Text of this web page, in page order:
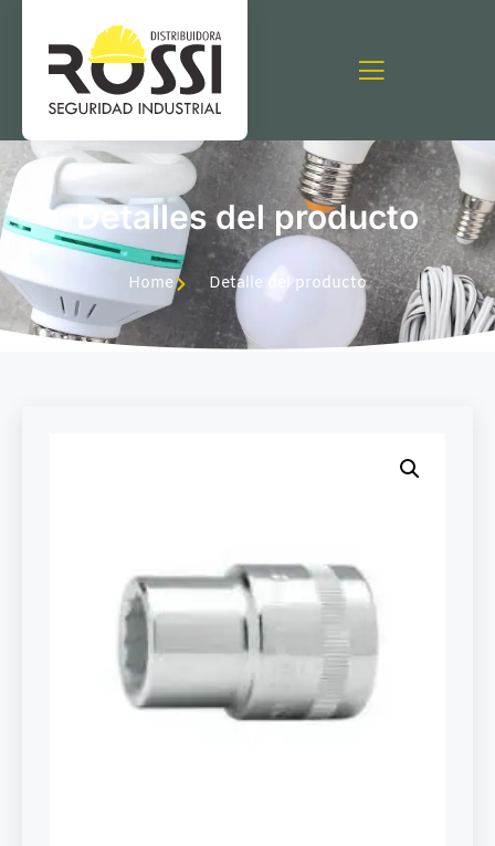
Detalles del producto
Home Detalle del producto